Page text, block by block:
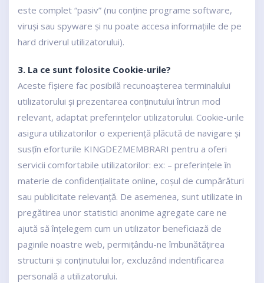
este complet “pasiv” (nu conține programe software,
viruși sau spyware și nu poate accesa informațiile de pe
hard driverul utilizatorului).
3. La ce sunt folosite Cookie-urile?
Aceste fișiere fac posibilă recunoașterea terminalului
utilizatorului și prezentarea conținutului întrun mod
relevant, adaptat preferințelor utilizatorului. Cookie-urile
asigura utilizatorilor o experiență plăcută de navigare și
susțîn eforturile KINGDEZMEMBRARI pentru a oferi
servicii comfortabile utilizatorilor: ex: – preferințele în
materie de confidențialitate online, coșul de cumpărături
sau publicitate relevanță. De asemenea, sunt utilizate in
pregătirea unor statistici anonime agregate care ne
ajută să înțelegem cum un utilizator beneficiază de
paginile noastre web, permițându-ne îmbunătățirea
structurii și conținutului lor, excluzând indentificarea
personală a utilizatorului.